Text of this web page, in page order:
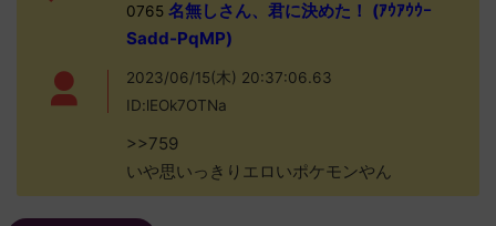
0765名無しさん、君に決めた！ (ｱｳｱｳｳｰ
Sadd-PqMP)
2023/06/15(木) 20:37:06.63
ID:lEOk7OTNa
>>759
いや思いっきりエロいポケモンやん